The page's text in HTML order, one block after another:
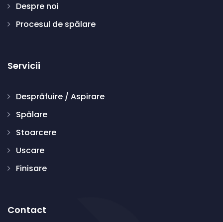
Despre noi
Procesul de spălare
Servicii
Desprăfuire / Aspirare
Spălare
Stoarcere
Uscare
Finisare
Contact